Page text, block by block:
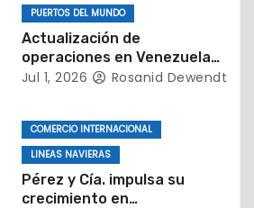
PUERTOS DEL MUNDO
Actualización de
operaciones en Venezuela
tras el impacto del
Jul 1, 2026 Rosanid Dewendt
COMERCIO INTERNACIONAL
LINEAS NAVIERAS
Pérez y Cía. impulsa su
crecimiento en